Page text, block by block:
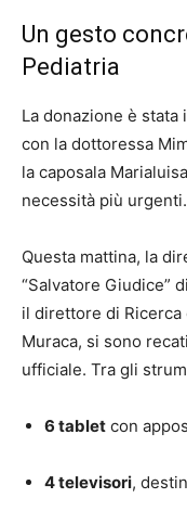
Un gesto
Pediatria
La donazione è
con la dottoressa
la caposala
necessità più urgenti.
Questa mattina, la
“Salvatore Giudice”
il direttore di Ricerca
Muraca, si sono
ufficiale. Tra gli
6 tablet con
4 televisori,